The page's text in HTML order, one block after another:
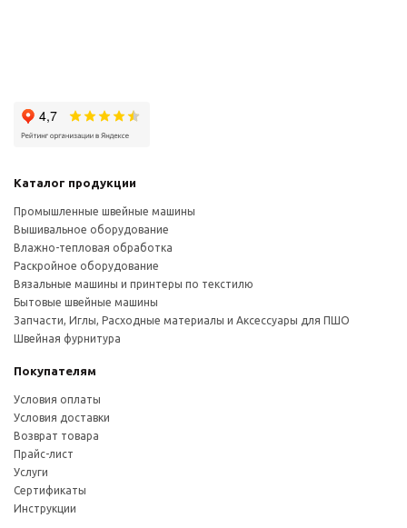
Каталог продукции
Промышленные швейные машины
Вышивальное оборудование
Влажно-тепловая обработка
Раскройное оборудование
Вязальные машины и принтеры по текстилю
Бытовые швейные машины
Запчасти, Иглы, Расходные материалы и Аксессуары для ПШО
Швейная фурнитура
Покупателям
Условия оплаты
Условия доставки
Возврат товара
Прайс-лист
Услуги
Сертификаты
Инструкции